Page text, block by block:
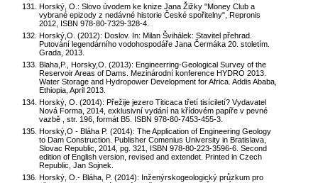
Horský, O.: Slovo úvodem ke knize Jana Žižky "Money Club a
vybrané epizody z nedávné historie České spořitelny", Repronis
2012, ISBN 978-80-7329-328-4.
Horský,O. (2012): Doslov. In: Milan Švihálek: Stavitel přehrad.
Putování legendárního vodohospodáře Jana Čermáka 20. stoletím.
Grada, 2013.
Blaha,P., Horsky,O. (2013): Engineerring-Geological Survey of the
Reservoir Areas of Dams. Mezinárodní konference HYDRO 2013.
Water Storage and Hydropower Development for Africa. Addis Ababa,
Ethiopia, April 2013.
Horský, O. (2014): Přežije jezero Titicaca třetí tisíciletí? Vydavatel
Nová Forma, 2014, exklusivní vydání na křídovém papíře v pevné
vazbě , str. 196, formát B5. ISBN 978-80-7453-455-3.
Horský,O - Bláha P. (2014): The Application of Engineering Geology
to Dam Construction. Publisher Comenius University in Bratislava,
Slovac Republic, 2014, pg. 321, ISBN 978-80-223-3596-6. Second
edition of English version, revised and extendet. Printed in Czech
Republic, Jan Sojnek.
Horský, O.- Bláha, P. (2014): Inženýrskogeologický průzkum pro